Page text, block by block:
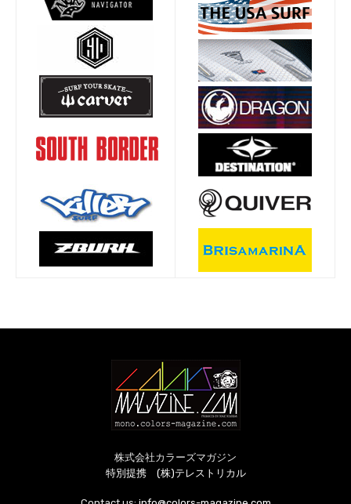
株式会社カラーズマガジン
特別提携 (株)テレストリカル